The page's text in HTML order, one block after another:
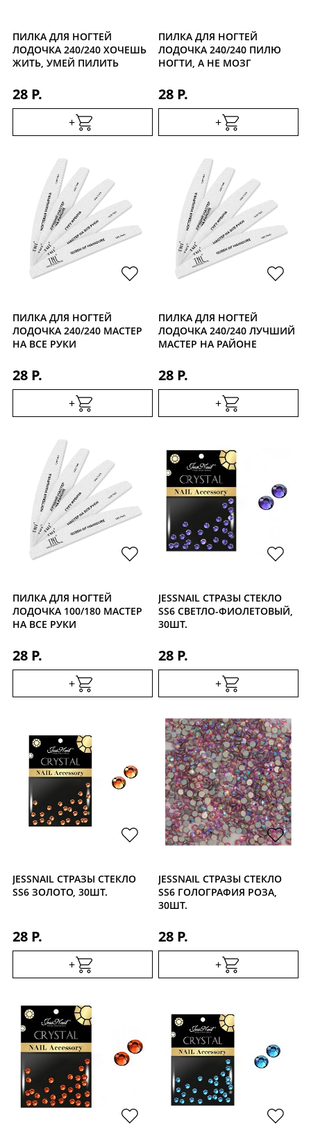
ПИЛКА ДЛЯ НОГТЕЙ
ЛОДОЧКА 240/240 ХОЧЕШЬ
ЖИТЬ, УМЕЙ ПИЛИТЬ
28 Р.
+
ПИЛКА ДЛЯ НОГТЕЙ
ЛОДОЧКА 240/240 ПИЛЮ
НОГТИ, А НЕ МОЗГ
28 Р.
+
ПИЛКА ДЛЯ НОГТЕЙ
ЛОДОЧКА 240/240 МАСТЕР
НА ВСЕ РУКИ
28 Р.
+
ПИЛКА ДЛЯ НОГТЕЙ
ЛОДОЧКА 240/240 ЛУЧШИЙ
МАСТЕР НА РАЙОНЕ
28 Р.
+
ПИЛКА ДЛЯ НОГТЕЙ
ЛОДОЧКА 100/180 МАСТЕР
НА ВСЕ РУКИ
28 Р.
+
JESSNAIL СТРАЗЫ СТЕКЛО
SS6 СВЕТЛО-ФИОЛЕТОВЫЙ,
30ШТ.
28 Р.
+
JESSNAIL СТРАЗЫ СТЕКЛО
SS6 ЗОЛОТО, 30ШТ.
28 Р.
+
JESSNAIL СТРАЗЫ СТЕКЛО
SS6 ГОЛОГРАФИЯ РОЗА,
30ШТ.
28 Р.
+